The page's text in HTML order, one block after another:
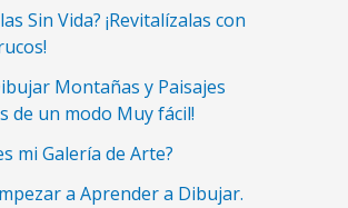
Sin Vida? ¡Revitalízalas con
Montañas y Paisajes
de un modo Muy fácil!
mi Galería de Arte?
a Aprender a Dibujar.